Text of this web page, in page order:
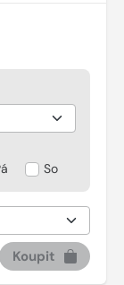
So
Koupit